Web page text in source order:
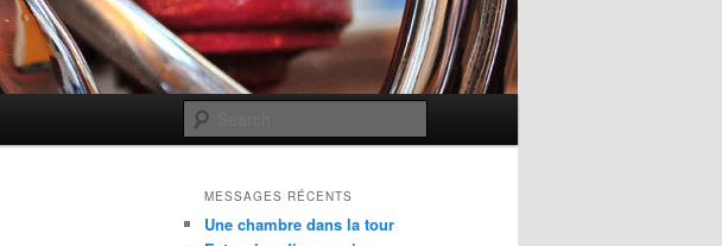
MESSAGES RÉCENTS
Une chambre dans la tour